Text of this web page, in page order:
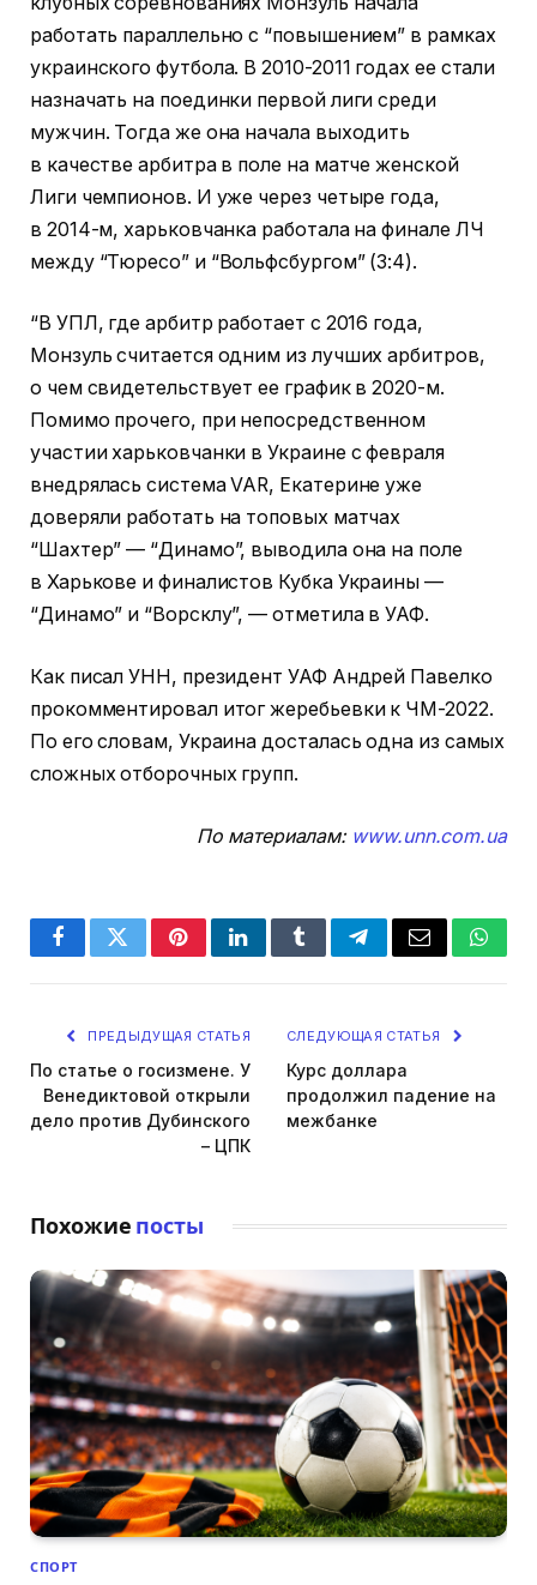
работать параллельно с “повышением” в рамках
украинского футбола. В 2010-2011 годах ее стали
назначать на поединки первой лиги среди
мужчин. Тогда же она начала выходить
в качестве арбитра в поле на матче женской
Лиги чемпионов. И уже через четыре года,
в 2014-м, харьковчанка работала на финале ЛЧ
между “Тюресо” и “Вольфсбургом” (3:4).
“В УПЛ, где арбитр работает с 2016 года,
Монзуль считается одним из лучших арбитров,
о чем свидетельствует ее график в 2020-м.
Помимо прочего, при непосредственном
участии харьковчанки в Украине с февраля
внедрялась система VAR, Екатерине уже
доверяли работать на топовых матчах
“Шахтер” — “Динамо”, выводила она на поле
в Харькове и финалистов Кубка Украины —
“Динамо” и “Ворсклу”, — отметила в УАФ.
Как писал УНН, президент УАФ Андрей Павелко
прокомментировал итог жеребьевки к ЧМ-2022.
По его словам, Украина досталась одна из самых
сложных отборочных групп.
По материалам: www.unn.com.ua
FacebookTwitterPinterestLinkedInTumblrTelegramEmail
ПРЕДЫДУЩАЯ СТАТЬЯ
По статье о госизмене. У
Венедиктовой открыли
дело против Дубинского
– ЦПК
СЛЕДУЮЩАЯ СТАТЬЯ
Курс доллара
продолжил падение на
межбанке
Похожие посты
СПОРТ